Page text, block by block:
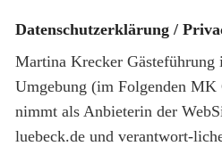
Datenschutzerklärung /
Martina Krecker Gästeführung
Umgebung (im Folgenden MK
nimmt als Anbieterin der
luebeck.de und verantwort-